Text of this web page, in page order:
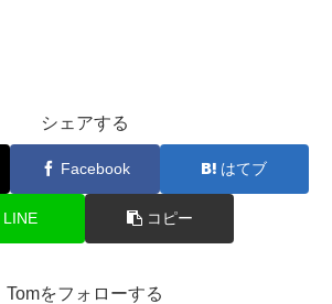
シェアする
Facebook はてブ
LINE コピー
Tomをフォローする